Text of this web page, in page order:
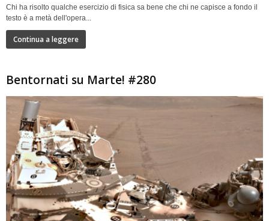
Chi ha risolto qualche esercizio di fisica sa bene che chi ne capisce a fondo il
testo è a metà dell'opera...
Continua a leggere
Bentornati su Marte! #280